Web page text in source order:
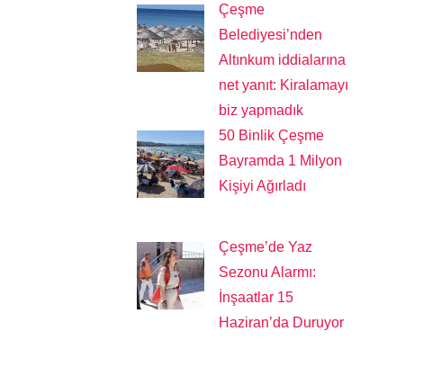
Çeşme
Belediyesi’nden
Altınkum iddialarına
net yanıt: Kiralamayı
biz yapmadık
50 Binlik Çeşme
Bayramda 1 Milyon
Kişiyi Ağırladı
Çeşme’de Yaz
Sezonu Alarmı:
İnşaatlar 15
Haziran’da Duruyor